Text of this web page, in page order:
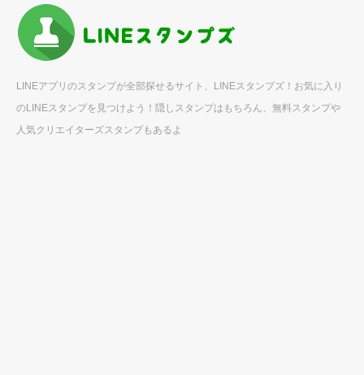
LINEアプリのスタンプが全部探せるサイト、LINEスタンプズ！お気に入り
のLINEスタンプを見つけよう！隠しスタンプはもちろん、無料スタンプや
人気クリエイターズスタンプもあるよ